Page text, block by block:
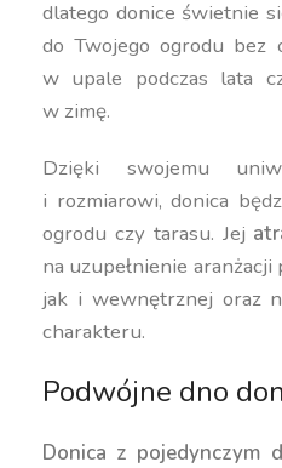
dlatego donice świetnie
do Twojego ogrodu bez
w upale podczas lata
w zimę.
Dzięki swojemu
i rozmiarowi, donica
ogrodu czy tarasu. Jej
na uzupełnienie
jak i wewnętrznej oraz
charakteru.
Podwójne dno
Donica z pojedynczym